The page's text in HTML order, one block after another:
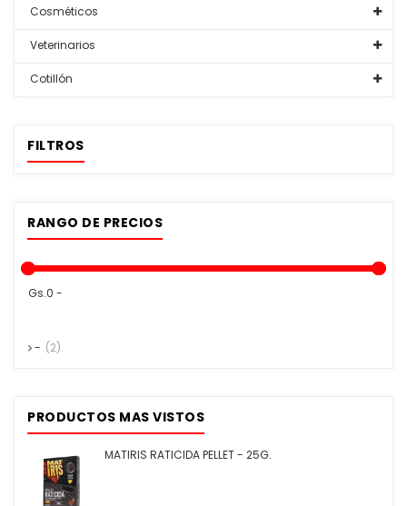
Cosméticos
Veterinarios
Cotillón
FILTROS
RANGO DE PRECIOS
Gs.0 -
- (2)
PRODUCTOS MAS VISTOS
MATIRIS RATICIDA PELLET - 25G.